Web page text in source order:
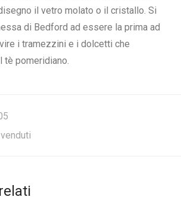
il vetro molato o il cristallo. Si
di Bedford ad essere la prima ad
i tramezzini e i dolcetti che
tè pomeridiano.